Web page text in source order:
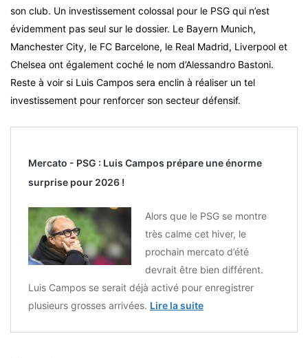
son club. Un investissement colossal pour le PSG qui n’est
évidemment pas seul sur le dossier. Le Bayern Munich,
Manchester City, le FC Barcelone, le Real Madrid, Liverpool et
Chelsea ont également coché le nom d’Alessandro Bastoni.
Reste à voir si Luis Campos sera enclin à réaliser un tel
investissement pour renforcer son secteur défensif.
Mercato - PSG : Luis Campos prépare une énorme
surprise pour 2026 !
Alors que le PSG se montre
très calme cet hiver, le
prochain mercato d’été
devrait être bien différent.
Luis Campos se serait déjà activé pour enregistrer
plusieurs grosses arrivées. Lire la suite